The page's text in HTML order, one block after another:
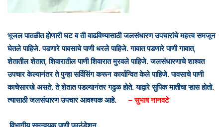
भूजल पातळीत होणारी घट व ती वाढविण्यासाठी जलसंधारण उपचारांचे महत्त्व समजून
घेतले पाहिजे. पडणारे पावसाचे पाणी धरले पाहिजे. गावात पडणारे पाणी गावात,
शेतातील शेतात, शिवारातील पाणी शिवारात मुरवले पाहिजे. जलसंधारणाचे शाश्वत
उपचार केल्यानंतर ते पुन्हा सर्विसिंग करून कार्यान्वित केले पाहिजे. पावसाचे पाणी
काचेसारखे असते. ते शेतात पडल्यानंतर गढुळ होते. याद्वारे सुपिक मातीचा ऱ्हास होतो.
त्यासाठी जलसंधारण उपचार आवश्यक आहे.
– सुभाष नानवटे